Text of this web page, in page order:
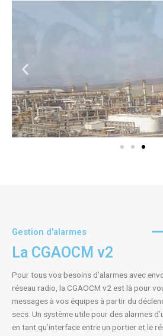
P
é
c
é
d
Gestion d'alarmes
La CGAOCM v2
Pour tous vos besoins d’alarmes avec
réseau radio, la CGAOCM v2 est là pour
messages à vos équipes à partir du
secs. Un système utile pour des alarmes
en tant qu’interface entre un portier et le